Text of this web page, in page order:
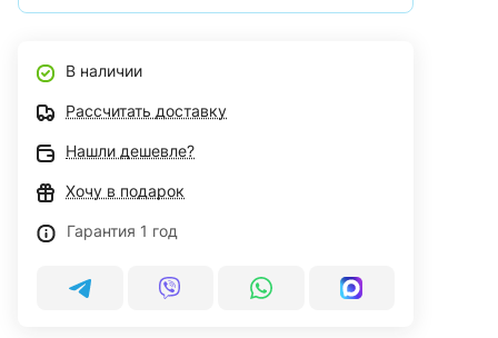
В наличии
Рассчитать доставку
Нашли дешевле?
Хочу в подарок
Гарантия 1 год